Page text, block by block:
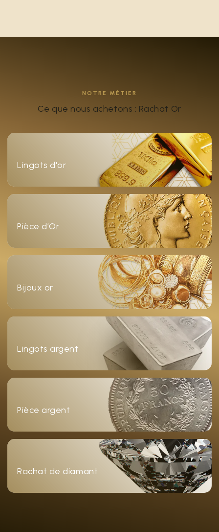
NOTRE MÉTIER
Ce que nous achetons : Rachat Or
Lingots d'or
Pièce d’Or
Bijoux or
Lingots argent
Pièce argent
Rachat de diamant